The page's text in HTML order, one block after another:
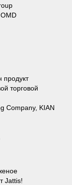
торговой
Company, KIAN
Jattis!